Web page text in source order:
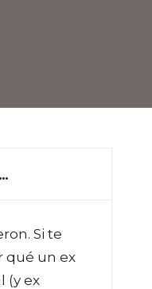
Si te
qué un ex
(y ex